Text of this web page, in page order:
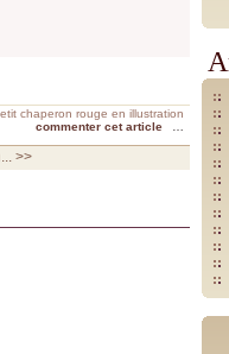
chaperon rouge en illustration
commenter cet article
>>